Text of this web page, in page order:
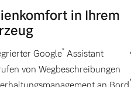
in Ihrem
Google* Assistant
von Wegbeschreibungen